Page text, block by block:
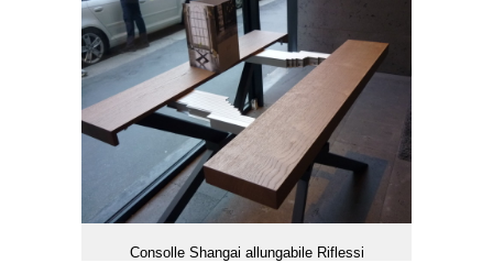
Consolle Shangai allungabile Riflessi